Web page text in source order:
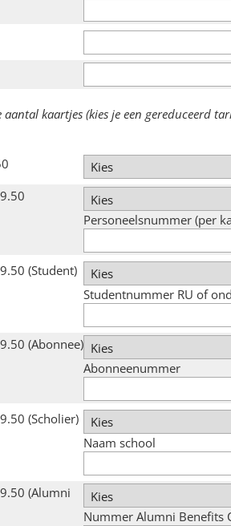
aantal kaartjes (kies je een gereduceerd
Personeelsnummer (per
(Student)
Studentnummer RU of
(Abonnee)
Abonneenummer
(Scholier)
Naam school
(Alumni
Nummer Alumni Benefits